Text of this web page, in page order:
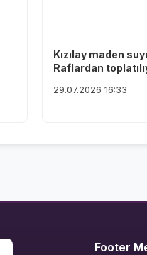
Kızılay maden
Raflardan
29.07.2026 16:33
Footer